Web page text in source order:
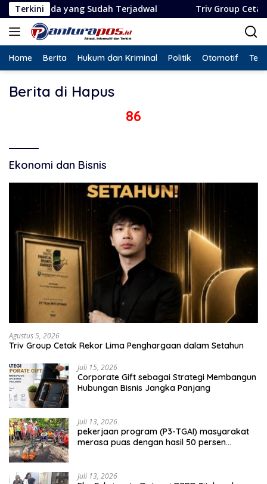
Langsung
ke
konten
Terkini
yang Sudah Terjadwal Triv Group Cetak Rekor
Home Berita Hukum dan Kriminal Politik Otomotif
Berita di Hapus
86
Ekonomi dan Bisnis
Agustus 5, 2026
Triv Group Cetak Rekor Lima Penghargaan dalam Setahun
Juli 15, 2026
Corporate Gift sebagai Strategi Membangun
Hubungan Bisnis Jangka Panjang
Juli 13, 2026
pekerjaan program (P3-TGAI) masyarakat
merasa puas dengan hasil 50 persen
Juli 13, 2026